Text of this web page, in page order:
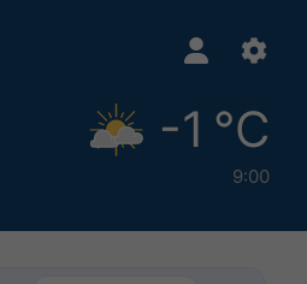
-1 °C
9:00